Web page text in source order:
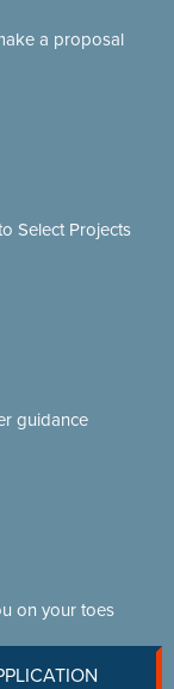
a proposal
Select Projects
guidance
on your toes